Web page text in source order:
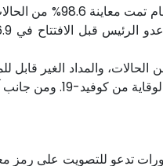
سجل المجلس أن افتتاح مكاتب
قيام أشخاص بتوزيع منشورات تدعو